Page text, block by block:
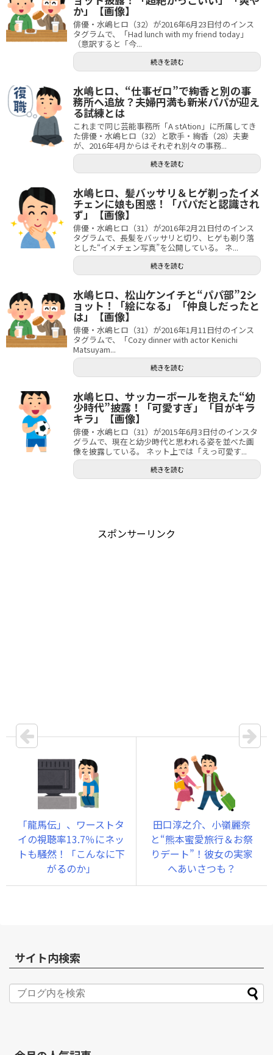
か」【画像】
俳優・水嶋ヒロ（32）が2016年6月23日付のインス
タグラムで、「Had lunch with my friend today」
（意訳すると「今...
続きを読む
水嶋ヒロ、“仕事ゼロ”で絢香と別の事
務所へ追放？夫婦円満も新米パパが迎え
る試練とは
これまで同じ芸能事務所「A stAtion」に所属してき
た俳優・水嶋ヒロ（32）と歌手・絢香（28）夫妻
が、2016年4月からはそれぞれ別々の事務...
続きを読む
水嶋ヒロ、髪バッサリ＆ヒゲ剃ったイメ
チェンに娘も困惑！「パパだと認識され
ず」【画像】
俳優・水嶋ヒロ（31）が2016年2月21日付のインス
タグラムで、長髪をバッサリと切り、ヒゲも剃り落
とした“イメチェン写真”を公開している。 ネ...
続きを読む
水嶋ヒロ、松山ケンイチと“パパ部”2シ
ョット！「絵になる」「仲良しだったと
は」【画像】
俳優・水嶋ヒロ（31）が2016年1月11日付のインス
タグラムで、「Cozy dinner with actor Kenichi
Matsuyam...
続きを読む
水嶋ヒロ、サッカーボールを抱えた“幼
少時代”披露！「可愛すぎ」「目がキラ
キラ」【画像】
俳優・水嶋ヒロ（31）が2015年6月3日付のインスタ
グラムで、現在と幼少時代と思われる姿を並べた画
像を披露している。 ネット上では「えっ可愛す...
続きを読む
スポンサーリンク
「龍馬伝」、ワーストタ
イの視聴率13.7％にネッ
トも騒然！「こんなに下
がるのか」
田口淳之介、小嶺麗奈
と“熊本蜜愛旅行＆お祭
りデート”！彼女の実家
へあいさつも？
サイト内検索